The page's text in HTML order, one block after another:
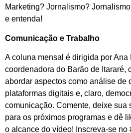
Marketing? Jornalismo? Jornalismo
e entenda!
Comunicação e Trabalho
A coluna mensal é dirigida por Ana
coordenadora do Barão de Itararé,
abordar aspectos como análise de
plataformas digitais e, claro,
comunicação. Comente, deixe sua
para os próximos programas e dê
o alcance do vídeo! Inscreva-se no